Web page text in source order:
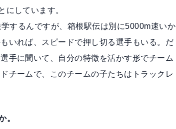
にしています。
するんですが、箱根駅伝は別に5000m速いか
いれば、スピードで押し切る選手もいる。だ
手に聞いて、自分の特徴を活かす形でチーム
チームで、このチームの子たちはトラックレ
。